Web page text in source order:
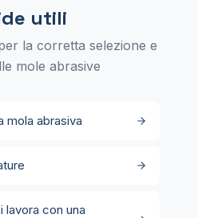
utili
la corretta selezione e
mole abrasive
mola abrasiva
lavora con una